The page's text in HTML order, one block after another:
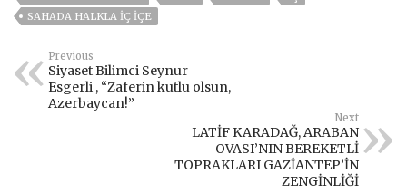
SAHADA HALKLA İÇ İÇE
Previous
Siyaset Bilimci Seynur
Esgerli , “Zaferin kutlu olsun,
Azerbaycan!”
Next
LATİF KARADAĞ, ARABAN
OVASI’NIN BEREKETLİ
TOPRAKLARI GAZİANTEP’İN
ZENGİNLİĞİ